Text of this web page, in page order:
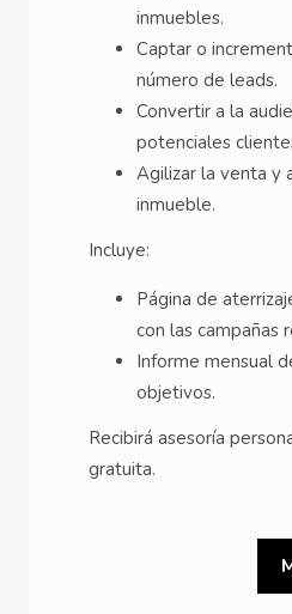
inmuebles.
Captar o
número de leads.
Convertir a la
potenciales
Agilizar la venta y
inmueble.
Incluye:
Página de
con las campañas
Informe mensual
objetivos.
Recibirá asesoría
gratuita.